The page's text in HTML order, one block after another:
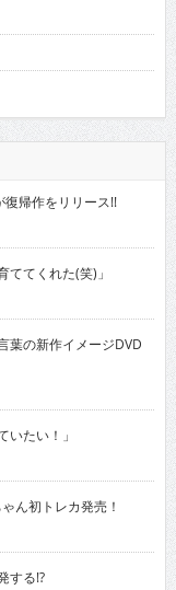
帰作をリリース!!
てくれた(笑)」
葉の新作イメージDVD
たい！」
ん初トレカ発売！
する!?